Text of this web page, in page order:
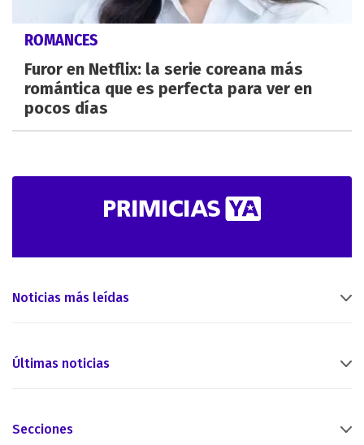
ROMANCES
Furor en Netflix: la serie coreana más
romántica que es perfecta para ver en
pocos días
Noticias más leídas
Últimas noticias
Secciones